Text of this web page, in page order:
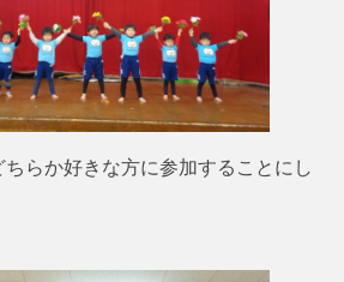
らか好きな方に参加することにし